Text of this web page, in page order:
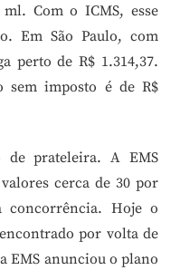
Com o ICMS, esse
Em São Paulo, com
perto de R$ 1.314,37.
sem imposto é de R$
de prateleira. A EMS
cerca de 30 por
concorrência. Hoje o
por volta de
EMS anunciou o plano